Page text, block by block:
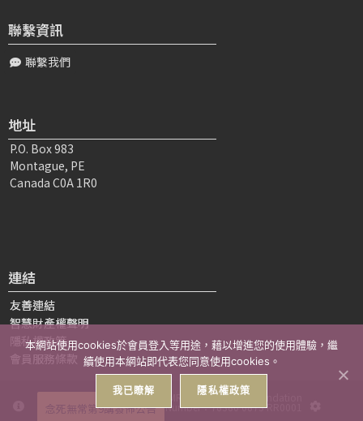
感恩老師為弟子們宣講念死無常，今天再次聽時，身毛全
豎，想到生時還有多少時間可以修行正法？很少很少了，如
果經常這樣思惟，就不會滑手機東看西看的...
頂禮老師 聽聞老師念死第六講開示，內心一直有種很深刻
明現的聲音是「我唯一能修的只有當下，只有現在！」 老
師提到死亡的箭必定會射出，且無情...
引导 弟子 梁柔美 顶礼
陳〇2026-04-27 08:49:29
頂禮老師，弟子帶班的廣論班進度也是念死無常，老師開示
念死，跟著老師學習念死無常，老師的理路很接地氣、很生
動，幫助弟子理解趣入，更有感覺，跟著...
聯繫資訊
聯繫我們
地址
P.O. Box 983
Montague, PE
Canada C0A 1R0
連結
友善連結
智慧財產權聲明
隱私權政策
會員服務條款
版權所有© 2019-2026 AMRITA Translation Foundation
Charitable Registration Number：78380 0873 RR0001
念死無常第9講發佈公告
本網站使用cookies於會員登入等用途，藉以增進您的使用體驗，繼
續使用本網站即代表您同意使用cookies。
我已瞭解 隱私權政策